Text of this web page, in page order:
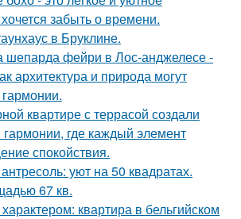
забыть о времени.
в Бруклине.
шепарда фейри в Лос-анджелесе -
архитектура и природа могут
квартире с террасой создали
где каждый элемент
спокойствия.
уют на 50 квадратах.
67 кв.
квартира в бельгийском